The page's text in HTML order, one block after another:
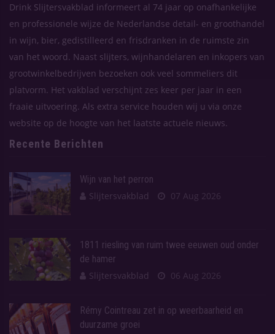
Drink Slijtersvakblad informeert al 74 jaar op onafhankelijke
en professionele wijze de Nederlandse detail- en groothandel
in wijn, bier, gedistilleerd en frisdranken in de ruimste zin
van het woord. Naast slijters, wijnhandelaren en inkopers van
grootwinkelbedrijven bezoeken ook veel sommeliers dit
platvorm. Het vakblad verschijnt zes keer per jaar in een
fraaie uitvoering. Als extra service houden wij u via onze
website op de hoogte van het laatste actuele nieuws.
Recente Berichten
Wijn van het perron
Slijtersvakblad
07 Aug 2026
1811 riesling van ruim twee eeuwen oud onder
de hamer
Slijtersvakblad
06 Aug 2026
Rémy Cointreau zet in op weerbaarheid en
duurzame groei